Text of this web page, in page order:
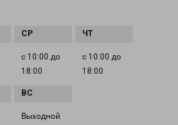
с 10:00 до
18:00
с 10:00 до
18:00
Выходной